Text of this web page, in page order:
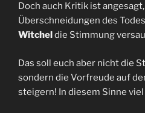
Doch auch Kritik ist
Überschneidungen des
Witcheldie Stimmung
Das soll euch aber nicht die
sondern die Vorfreude auf
steigern! In diesem Sinne